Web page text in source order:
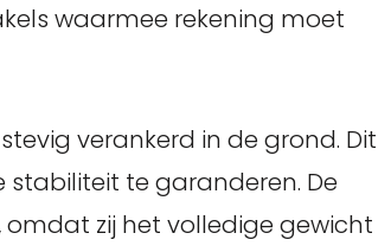
waarmee rekening moet
verankerd in de grond. Dit
te garanderen. De
zij het volledige gewicht